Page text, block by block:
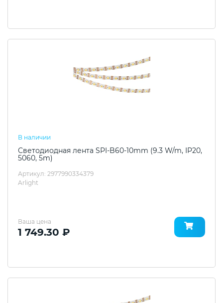
В наличии
Светодиодная лента SPI-B60-10mm (9.3 W/m, IP20,
5060, 5m)
Артикул: 2977990334379
Arlight
Ваша цена
1 749.30 ₽